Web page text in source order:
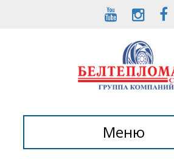
Toggle
navigation
Меню